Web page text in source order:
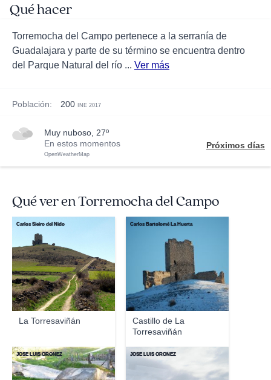
Qué hacer
Torremocha del Campo pertenece a la serranía de
Guadalajara y parte de su término se encuentra dentro
del Parque Natural del río ... Ver más
Población: 200 INE 2017
muy nuboso, 27º
En estos momentos
OpenWeatherMap
Próximos días
Qué ver en Torremocha del Campo
La Torresaviñán
Carlos Sieiro del Nido
Castillo de La
Torresaviñán
Carlos Bartolomé La Huerta
JOSE LUIS OROÑEZ JOSE LUIS OROÑEZ